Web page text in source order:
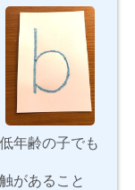
年齢の子でも
があること